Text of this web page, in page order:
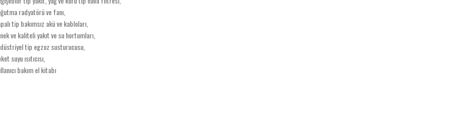
radyatörü ve fanı,
tip bakımsız akü ve kabloları,
ve kaliteli yakıt ve su hortumları,
tip egzoz susturucusu,
suyu ısıtıcısı,
bakım el kitabı